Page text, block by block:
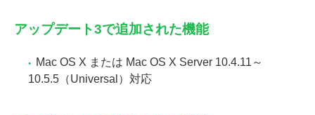
アップデート3で追加された機能
Mac OS X または Mac OS X Server 10.4.11～
10.5.5（Universal）対応